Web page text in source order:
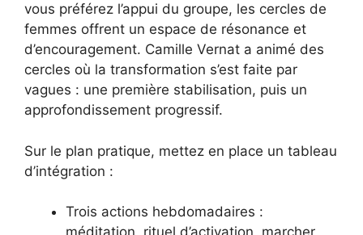
vous préférez l’appui du groupe, les cercles de
femmes offrent un espace de résonance et
d’encouragement. Camille Vernat a animé des
cercles où la transformation s’est faite par
vagues : une première stabilisation, puis un
approfondissement progressif.
Sur le plan pratique, mettez en place un tableau
d’intégration :
Trois actions hebdomadaires :